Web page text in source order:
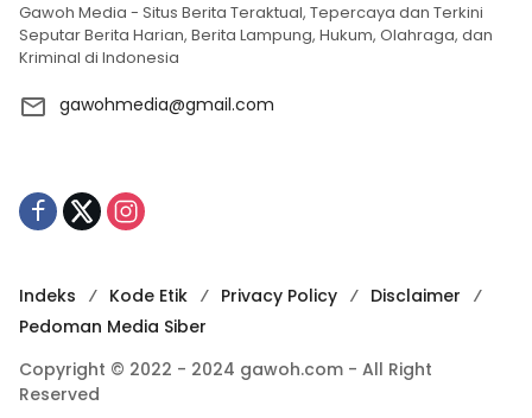
Gawoh Media - Situs Berita Teraktual, Tepercaya dan Terkini
Seputar Berita Harian, Berita Lampung, Hukum, Olahraga, dan
Kriminal di Indonesia
gawohmedia@gmail.com
Indeks Kode Etik Privacy Policy
Disclaimer
Pedoman Media Siber
Copyright © 2022 - 2024 gawoh.com - All Right
Reserved